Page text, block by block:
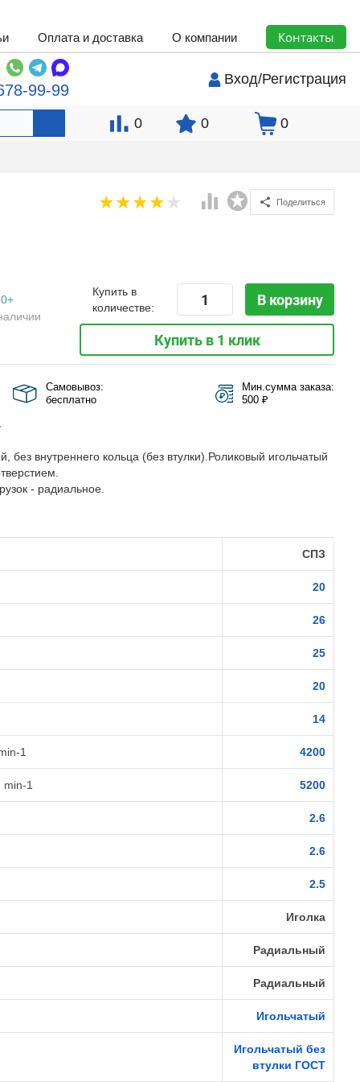
Оплата и доставка О компании Контакты
99-99
Вход/Регистрация
0 0 0
Поделиться
Купить в
количестве:
В корзину
Купить в 1 клик
Самовывоз:
бесплатно
Мин.сумма заказа:
500 ₽
внутреннего кольца (без втулки).Роликовый игольчатый
- радиальное.
СПЗ
20
26
25
20
14
1 4200
1 5200
2.6
2.6
2.5
Иголка
Радиальный
Радиальный
Игольчатый
Игольчатый без
втулки ГОСТ